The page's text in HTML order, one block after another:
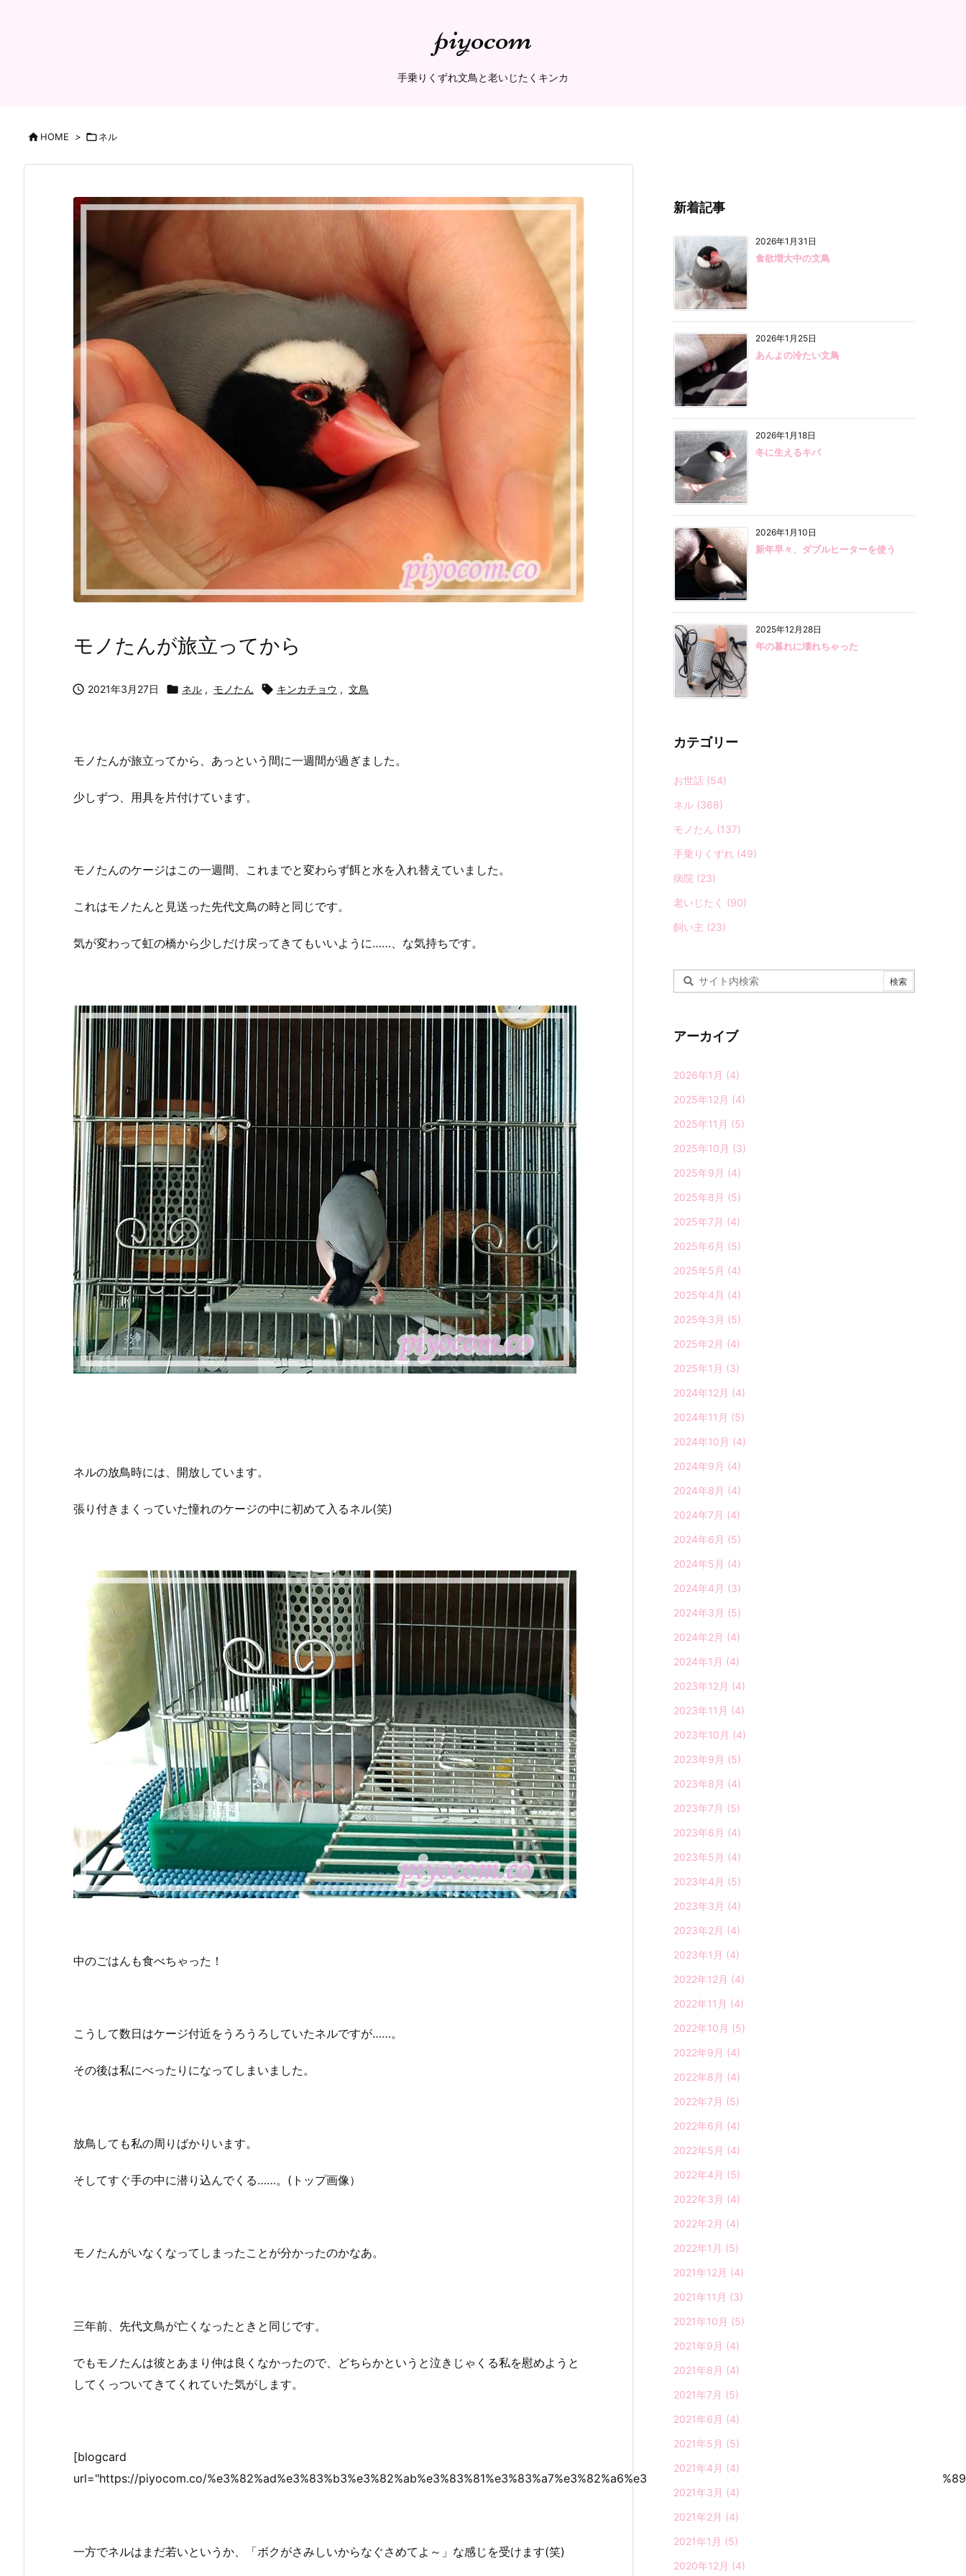
piyocom
手乗りくずれ文鳥と老いじたくキンカ
HOME > ネル
モノたんが旅立ってから
 2021年3月27日  ネル , モノたん  キンカチョウ , 文鳥
モノたんが旅立ってから、あっという間に一週間が過ぎました。
少しずつ、用具を片付けています。
モノたんのケージはこの一週間、これまでと変わらず餌と水を入れ替えていました。
これはモノたんと見送った先代文鳥の時と同じです。
気が変わって虹の橋から少しだけ戻ってきてもいいように……、な気持ちです。
ネルの放鳥時には、開放しています。
張り付きまくっていた憧れのケージの中に初めて入るネル(笑)
中のごはんも食べちゃった！
こうして数日はケージ付近をうろうろしていたネルですが……。
その後は私にべったりになってしまいました。
放鳥しても私の周りばかりいます。
そしてすぐ手の中に潜り込んでくる……。(トップ画像）
モノたんがいなくなってしまったことが分かったのかなあ。
三年前、先代文鳥が亡くなったときと同じです。
でもモノたんは彼とあまり仲は良くなかったので、どちらかというと泣きじゃくる私を慰めようと
してくっついてきてくれていた気がします。
[blogcard
url="https://piyocom.co/
一方でネルはまだ若いというか、「ボクがさみしいからなぐさめてよ～」な感じを受けます(笑)
新着記事
2026年1月31日
食欲増大中の文鳥
2026年1月25日
あんよの冷たい文鳥
2026年1月18日
冬に生えるキバ
2026年1月10日
新年早々、ダブルヒーターを使う
2025年12月28日
年の暮れに壊れちゃった
カテゴリー
お世話 (54)
ネル (368)
モノたん (137)
手乗りくずれ (49)
病院 (23)
老いじたく (90)
飼い主 (23)
アーカイブ
2026年1月 (4)
2025年12月 (4)
2025年11月 (5)
2025年10月 (3)
2025年9月 (4)
2025年8月 (5)
2025年7月 (4)
2025年6月 (5)
2025年5月 (4)
2025年4月 (4)
2025年3月 (5)
2025年2月 (4)
2025年1月 (3)
2024年12月 (4)
2024年11月 (5)
2024年10月 (4)
2024年9月 (4)
2024年8月 (4)
2024年7月 (4)
2024年6月 (5)
2024年5月 (4)
2024年4月 (3)
2024年3月 (5)
2024年2月 (4)
2024年1月 (4)
2023年12月 (4)
2023年11月 (4)
2023年10月 (4)
2023年9月 (5)
2023年8月 (4)
2023年7月 (5)
2023年6月 (4)
2023年5月 (4)
2023年4月 (5)
2023年3月 (4)
2023年2月 (4)
2023年1月 (4)
2022年12月 (4)
2022年11月 (4)
2022年10月 (5)
2022年9月 (4)
2022年8月 (4)
2022年7月 (5)
2022年6月 (4)
2022年5月 (4)
2022年4月 (5)
2022年3月 (4)
2022年2月 (4)
2022年1月 (5)
2021年12月 (4)
2021年11月 (3)
2021年10月 (5)
2021年9月 (4)
2021年8月 (4)
2021年7月 (5)
2021年6月 (4)
2021年5月 (5)
2021年4月 (4)
2021年3月 (4)
2021年2月 (4)
2021年1月 (5)
2020年12月 (4)